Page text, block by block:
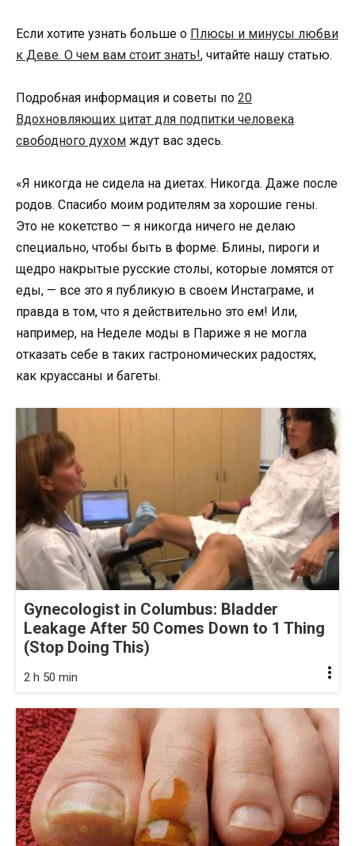
Если хотите узнать больше о Плюсы и минусы любви
к Деве. О чем вам стоит знать!, читайте нашу статью.
Подробная информация и советы по 20
Вдохновляющих цитат для подпитки человека
свободного духом ждут вас здесь.
«Я никогда не сидела на диетах. Никогда. Даже после
родов. Спасибо моим родителям за хорошие гены.
Это не кокетство — я никогда ничего не делаю
специально, чтобы быть в форме. Блины, пироги и
щедро накрытые русские столы, которые ломятся от
еды, — все это я публикую в своем Инстаграме, и
правда в том, что я действительно это ем! Или,
например, на Неделе моды в Париже я не могла
отказать себе в таких гастрономических радостях,
как круассаны и багеты.
Gynecologist in Columbus: Bladder
Leakage After 50 Comes Down to 1 Thing
(Stop Doing This)
2 h 50 min